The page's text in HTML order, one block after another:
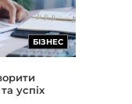
БІЗНЕС
успіх